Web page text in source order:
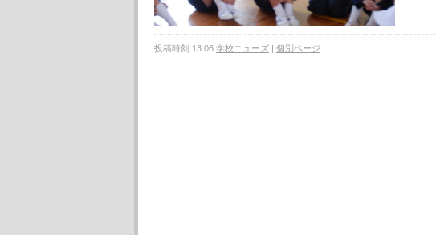
投稿時刻 13:06 学校ニューズ | 個別ページ